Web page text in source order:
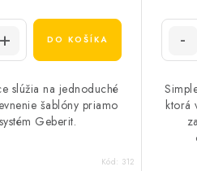
DO KOŠÍKA
slúžia na jednoduché
šablóny priamo
Geberit.
Kód: 312
ktorá